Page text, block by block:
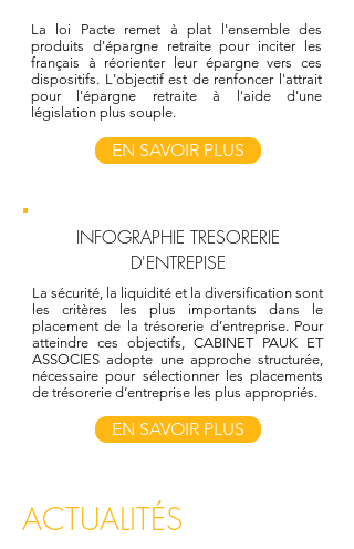
La loi Pacte remet à plat l'ensemble des
produits d'épargne retraite pour inciter les
français à réorienter leur épargne vers ces
dispositifs. L'objectif est de renfoncer l'attrait
pour l'épargne retraite à l'aide d'une
législation plus souple.
EN SAVOIR PLUS
INFOGRAPHIE TRESORERIE
D'ENTREPISE
La sécurité, la liquidité et la diversification sont
les critères les plus importants dans le
placement de la trésorerie d’entreprise. Pour
atteindre ces objectifs, CABINET PAUK ET
ASSOCIES adopte une approche structurée,
nécessaire pour sélectionner les placements
de trésorerie d’entreprise les plus appropriés.
EN SAVOIR PLUS
ACTUALITÉS